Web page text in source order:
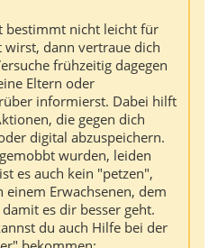
bestimmt nicht leicht für
dann vertraue dich
frühzeitig dagegen
Eltern oder
informierst. Dabei hilft
die gegen dich
digital abzuspeichern.
wurden, leiden
es auch kein "petzen",
Erwachsenen, dem
es dir besser geht.
du auch Hilfe bei der